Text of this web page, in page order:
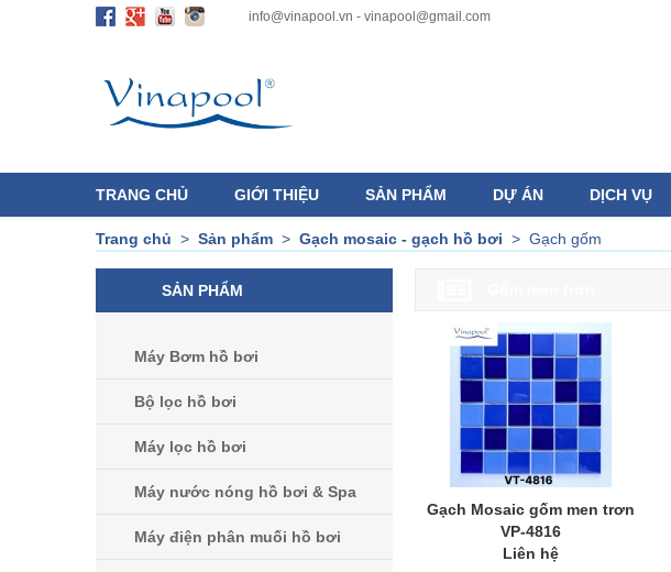
info@vinapool.vn - vinapool@gmail.com
TRANG CHỦ GIỚI THIỆU SẢN PHẨM DỰ ÁN DỊCH VỤ
Trang chủ > Sản phẩm > Gạch mosaic - gạch hồ bơi > Gạch gốm
SẢN PHẨM
Máy Bơm hồ bơi
Bộ lọc hồ bơi
Máy lọc hồ bơi
Máy nước nóng hồ bơi & Spa
Máy điện phân muối hồ bơi
Gạch Mosaic gốm men trơn
VP-4816
Liên hệ